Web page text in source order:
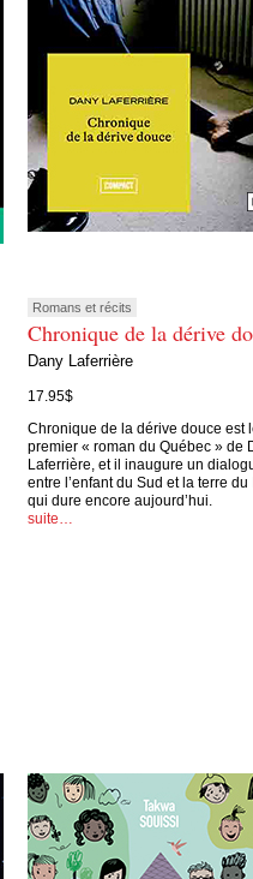
Romans et récits
Chronique de la dérive
Dany Laferrière
17.95$
Chronique de la dérive douce est
premier « roman du Québec » de
Laferrière, et il inaugure un
entre l’enfant du Sud et la terre du
qui dure encore aujourd’hui.
suite…